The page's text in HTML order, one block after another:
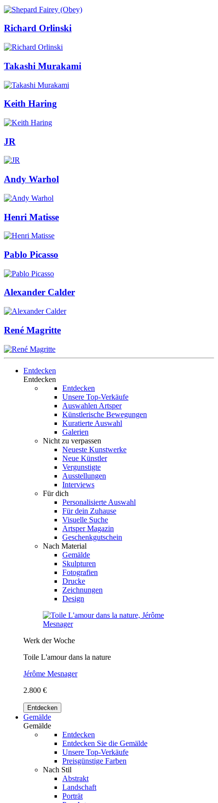
Richard Orlinski
Takashi Murakami
Keith Haring
JR
Andy Warhol
Henri Matisse
Pablo Picasso
Alexander Calder
René Magritte
Entdecken
Entdecken
Entdecken
Unsere Top-Verkäufe
Auswahlen Artsper
Künstlerische Bewegungen
Kuratierte Auswahl
Galerien
Nicht zu verpassen
Neueste Kunstwerke
Neue Künstler
Vergunstigte
Ausstellungen
Interviews
Für dich
Personalisierte Auswahl
Für dein Zuhause
Visuelle Suche
Artsper Magazin
Geschenkgutschein
Nach Material
Gemälde
Skulpturen
Fotografien
Drucke
Zeichnungen
Design
Werk der Woche
Toile L'amour dans la nature
Jérôme Mesnager
2.800 €
Entdecken
Gemälde
Gemälde
Entdecken
Entdecken Sie die Gemälde
Unsere Top-Verkäufe
Preisgünstige Farben
Nach Stil
Abstrakt
Landschaft
Porträt